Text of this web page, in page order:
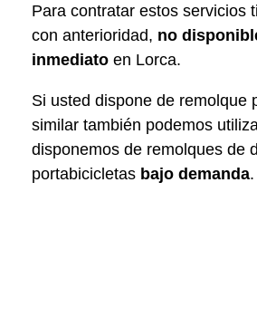
Para contratar estos servicios
con anterioridad, no
inmediatoen Lorca.
Si usted dispone de remolque
similar también podemos
disponemos de remolques de
portabicicletas bajo demanda.